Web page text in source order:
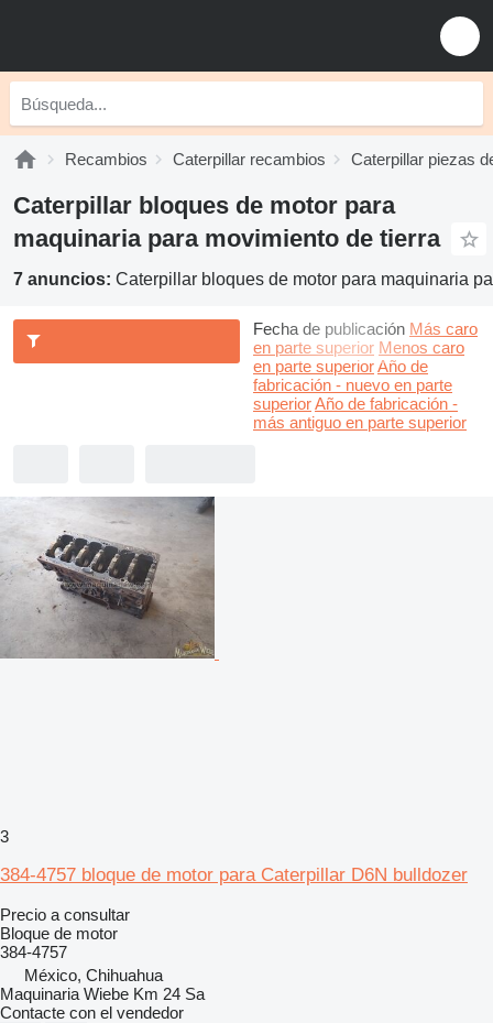
Recambios Caterpillar recambios Caterpillar piezas
Caterpillar bloques de motor para
maquinaria para movimiento de tierra
7 anuncios: Caterpillar bloques de motor para maquinaria
Fecha de publicación Más caro
en parte superior Menos caro
en parte superiorAño de
fabricación - nuevo en parte
superiorAño de fabricación -
más antiguo en parte superior
3
384-4757 bloque de motor para Caterpillar D6N bulldozer
Precio a consultar
Bloque de motor
384-4757
México, Chihuahua
Maquinaria Wiebe Km 24 Sa
Contacte con el vendedor